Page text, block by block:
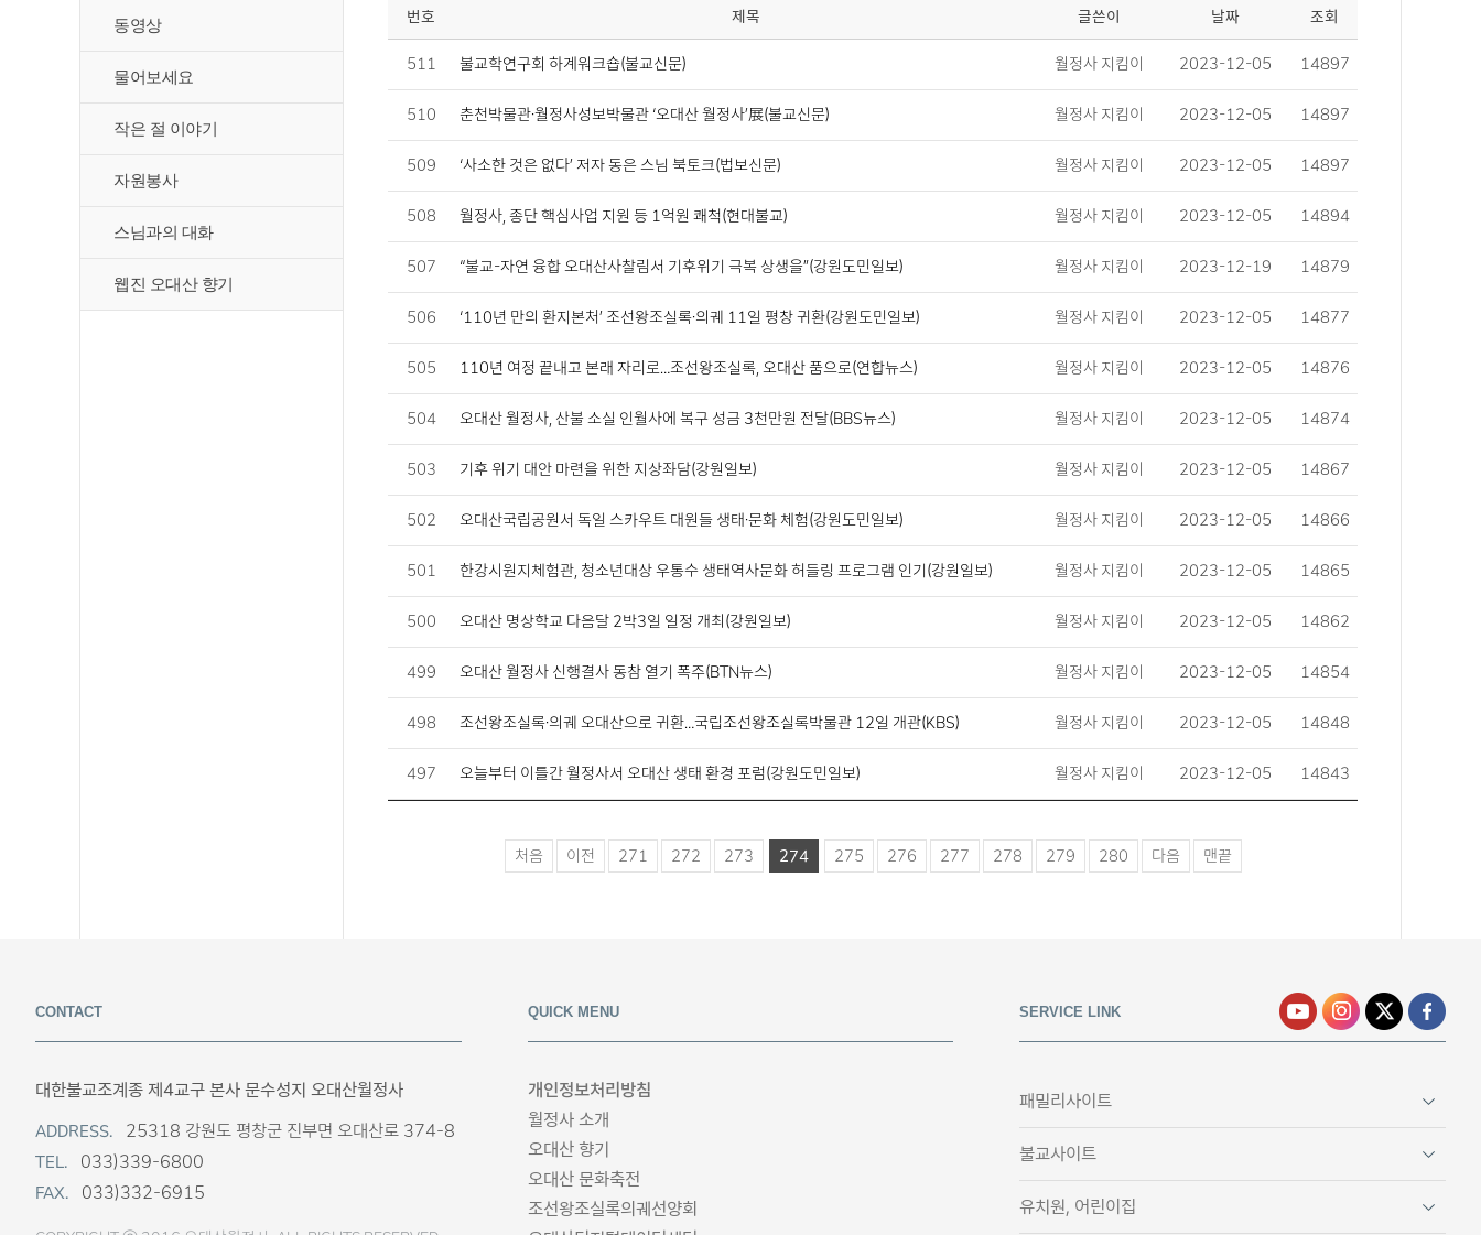
동영상
물어보세요
작은 절 이야기
자원봉사
스님과의 대화
웹진 오대산 향기
번호 제목 글쓴이 날짜 조회
511 불교학연구회 하계워크숍(불교신문) 월정사 지킴이 2023-12-05 14897
510 춘천박물관·월정사성보박물관 ‘오대산 월정사’展(불교신문) 월정사 지킴이 2023-12-05 14897
509 ‘사소한 것은 없다’ 저자 동은 스님 북토크(법보신문) 월정사 지킴이 2023-12-05 14897
508 월정사, 종단 핵심사업 지원 등 1억원 쾌척(현대불교) 월정사 지킴이 2023-12-05 14894
507 “불교-자연 융합 오대산사찰림서 기후위기 극복 상생을”(강원도민일보) 월정사 지킴이 2023-12-19 14879
506 ‘110년 만의 환지본처’ 조선왕조실록·의궤 11일 평창 귀환(강원도민일보) 월정사 지킴이 2023-12-05 14877
505 110년 여정 끝내고 본래 자리로…조선왕조실록, 오대산 품으로(연합뉴스) 월정사 지킴이 2023-12-05 14876
504 오대산 월정사, 산불 소실 인월사에 복구 성금 3천만원 전달(BBS뉴스) 월정사 지킴이 2023-12-05 14874
503 기후 위기 대안 마련을 위한 지상좌담(강원일보) 월정사 지킴이 2023-12-05 14867
502 오대산국립공원서 독일 스카우트 대원들 생태·문화 체험(강원도민일보) 월정사 지킴이 2023-12-05 14866
501 한강시원지체험관, 청소년대상 우통수 생태역사문화 허들링 프로그램 인기(강원일보) 월정사 지킴이 2023-12-05 14865
500 오대산 명상학교 다음달 2박3일 일정 개최(강원일보) 월정사 지킴이 2023-12-05 14862
499 오대산 월정사 신행결사 동참 열기 폭주(BTN뉴스) 월정사 지킴이 2023-12-05 14854
498 조선왕조실록·의궤 오대산으로 귀환…국립조선왕조실록박물관 12일 개관(KBS) 월정사 지킴이 2023-12-05 14848
497 오늘부터 이틀간 월정사서 오대산 생태 환경 포럼(강원도민일보) 월정사 지킴이 2023-12-05 14843
처음 이전 271 272 273 274 275 276 277 278 279 280 다음 맨끝
CONTACT
대한불교조계종 제4교구 본사 문수성지 오대산월정사
ADDRESS. 25318 강원도 평창군 진부면 오대산로 374-8
TEL. 033)339-6800
FAX. 033)332-6915
QUICK MENU
개인정보처리방침
월정사 소개
오대산 향기
오대산 문화축전
조선왕조실록의궤선양회
SERVICE LINK
패밀리사이트
불교사이트
유치원, 어린이집